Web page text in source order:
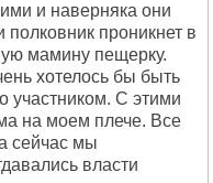
и наверняка они
проникнет в
мамину пещерку.
хотелось бы быть
участником. С этими
на моем плече. Все
сейчас мы
власти